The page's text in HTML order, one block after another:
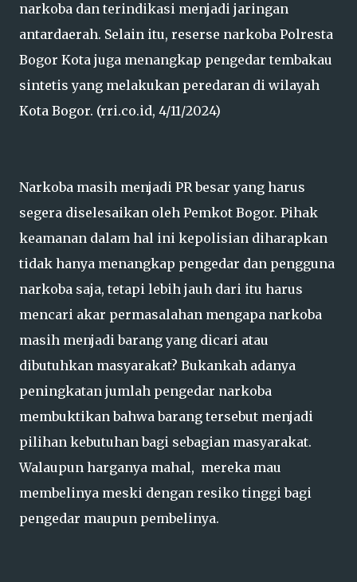
narkoba dan terindikasi menjadi jaringan
antardaerah. Selain itu, reserse narkoba Polresta
Bogor Kota juga menangkap pengedar tembakau
sintetis yang melakukan peredaran di wilayah
Kota Bogor. (rri.co.id, 4/11/2024)
Narkoba masih menjadi PR besar yang harus
segera diselesaikan oleh Pemkot Bogor. Pihak
keamanan dalam hal ini kepolisian diharapkan
tidak hanya menangkap pengedar dan pengguna
narkoba saja, tetapi lebih jauh dari itu harus
mencari akar permasalahan mengapa narkoba
masih menjadi barang yang dicari atau
dibutuhkan masyarakat? Bukankah adanya
peningkatan jumlah pengedar narkoba
membuktikan bahwa barang tersebut menjadi
pilihan kebutuhan bagi sebagian masyarakat.
Walaupun harganya mahal, mereka mau
membelinya meski dengan resiko tinggi bagi
pengedar maupun pembelinya.